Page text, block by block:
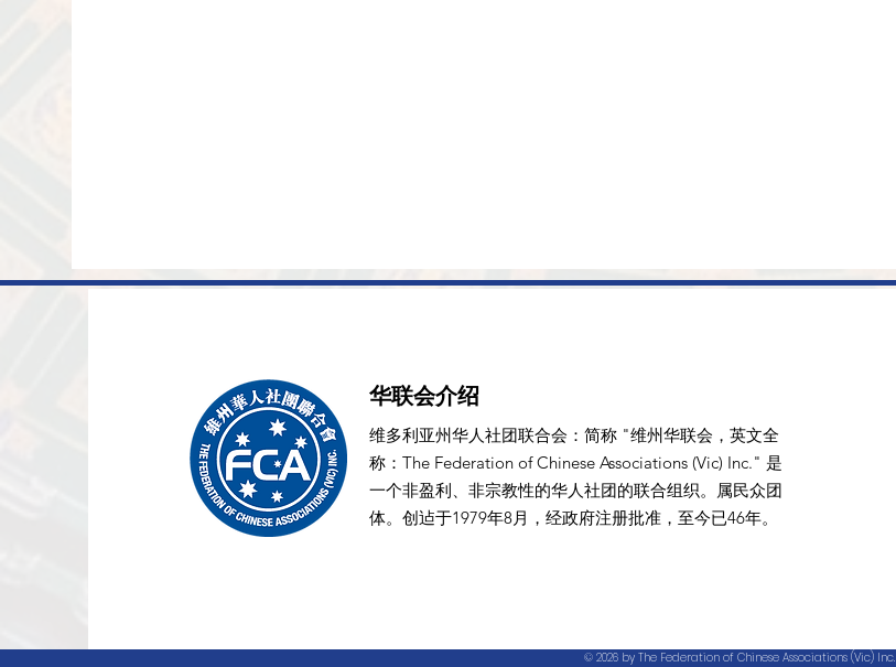
华联会介绍
维多利亚州华人社团联合会：简称 "维州华联会，英文全
称：The Federation of Chinese Associations (Vic) Inc." 是
一个非盈利、非宗教性的华人社团的联合组织。属民众团
体。创迠于1979年8月，经政府注册批准，至今已46年。
© 2026 by The Federation of Chinese Associations (Vic) Inc.